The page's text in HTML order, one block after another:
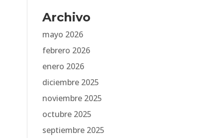
Archivo
mayo 2026
febrero 2026
enero 2026
diciembre 2025
noviembre 2025
octubre 2025
septiembre 2025